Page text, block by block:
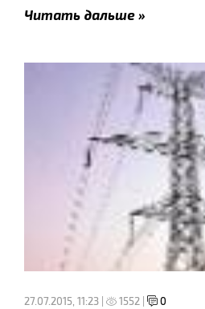
Читать дальше »
27.07.2015, 11:23 | 1552 | 0